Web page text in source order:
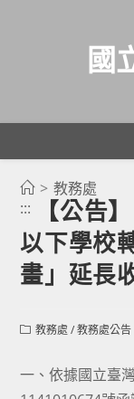
國
> 教務處
:::
【公告
以下學校
畫」延長
Post教務處 / 教務處公告
一、依據國立臺